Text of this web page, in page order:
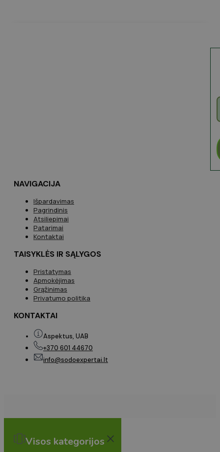
NAVIGACIJA
Išpardavimas
Pagrindinis
Atsiliepimai
Patarimai
Kontaktai
TAISYKLĖS IR SĄLYGOS
Pristatymas
Apmokėjimas
Grąžinimas
Privatumo politika
KONTAKTAI
Aspektus, UAB
+370 601 44670
info@sodoexpertai.lt
Visos kategorijos